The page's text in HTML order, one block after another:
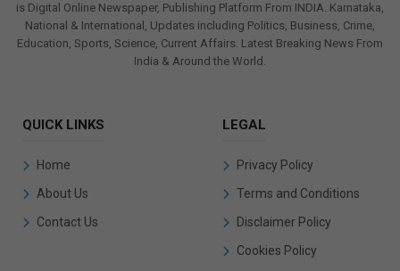
is Digital Online Newspaper, Publishing Platform From INDIA. Karnataka,
National & International, Updates including Politics, Business, Crime,
Education, Sports, Science, Current Affairs. Latest Breaking News From
India & Around the World.
QUICK LINKS
Home
About Us
Contact Us
LEGAL
Privacy Policy
Terms and Conditions
Disclaimer Policy
Cookies Policy